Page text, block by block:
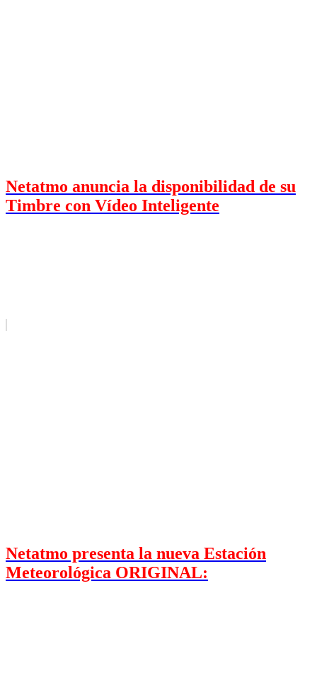
Netatmo anuncia la disponibilidad de su
Timbre con Vídeo Inteligente
Netatmo presenta la nueva Estación
Meteorológica ORIGINAL: